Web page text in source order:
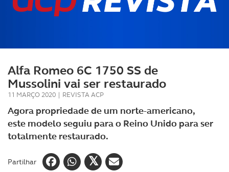
Alfa Romeo 6C 1750 SS de
Mussolini vai ser restaurado
11 MARÇO 2020 | REVISTA ACP
Agora propriedade de um norte-americano,
este modelo seguiu para o Reino Unido para ser
totalmente restaurado.
Partilhar